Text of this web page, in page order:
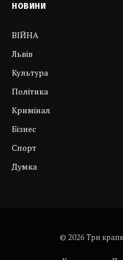
НОВИНИ
ВІЙНА
Львів
Культура
Політика
Кримінал
Бізнес
Спорт
Думка
© 2026 Три